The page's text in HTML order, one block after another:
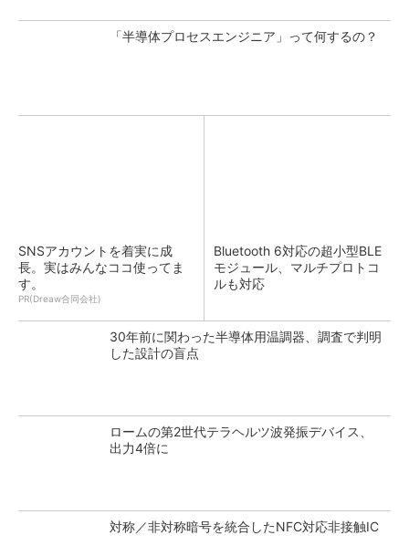
「半導体プロセスエンジニア」って何するの？
SNSアカウントを着実に成
長。実はみんなココ使ってま
す。
PR(Dreaw合同会社)
Bluetooth 6対応の超小型BLE
モジュール、マルチプロトコ
ルも対応
30年前に関わった半導体用温調器、調査で判明
した設計の盲点
ロームの第2世代テラヘルツ波発振デバイス、
出力4倍に
対称／非対称暗号を統合したNFC対応非接触IC